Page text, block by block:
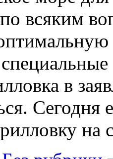
всяким
в
Сегодня